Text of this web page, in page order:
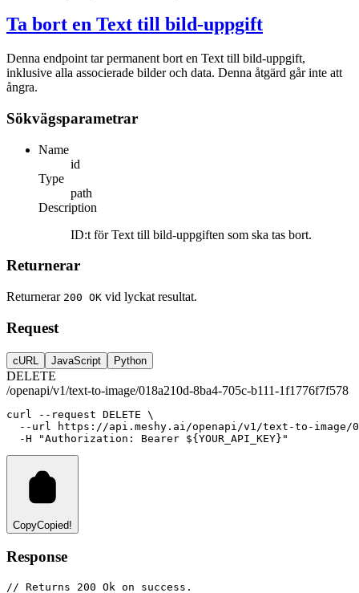
Ta bort en Text till bild-uppgift
Denna endpoint tar permanent bort en Text till bild-uppgift,
inklusive alla associerade bilder och data. Denna åtgärd går inte att
ångra.
Sökvägsparametrar
Name
id
Type
path
Description
ID:t för Text till bild-uppgiften som ska tas bort.
Returnerar
Returnerar 200 OK vid lyckat resultat.
Request
cURL JavaScript Python
DELETE
/openapi/v1/text-to-image/018a210d-8ba4-705c-b111-1f1776f7f578
curl --request DELETE \
--url
https://api.meshy.ai/openapi/v1/text-to-image/
-H
"Authorization: Bearer ${YOUR_API_KEY}"
CopyCopied!
Response
// Returns 200 Ok on success.